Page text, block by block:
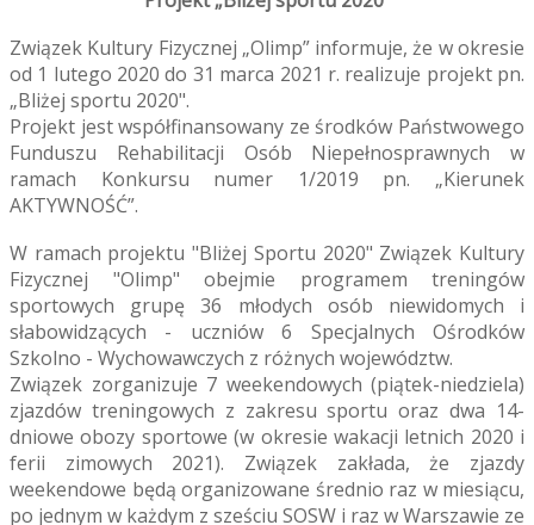
Związek Kultury Fizycznej „Olimp” informuje, że w okresie
od 1 lutego 2020 do 31 marca 2021 r. realizuje projekt pn.
„Bliżej sportu 2020".
Projekt jest współfinansowany ze środków Państwowego
Funduszu Rehabilitacji Osób Niepełnosprawnych w
ramach Konkursu numer 1/2019 pn. „Kierunek
AKTYWNOŚĆ”.
W ramach projektu "Bliżej Sportu 2020" Związek Kultury
Fizycznej "Olimp" obejmie programem treningów
sportowych grupę 36 młodych osób niewidomych i
słabowidzących - uczniów 6 Specjalnych Ośrodków
Szkolno - Wychowawczych z różnych województw.
Związek zorganizuje 7 weekendowych (piątek-niedziela)
zjazdów treningowych z zakresu sportu oraz dwa 14-
dniowe obozy sportowe (w okresie wakacji letnich 2020 i
ferii zimowych 2021). Związek zakłada, że zjazdy
weekendowe będą organizowane średnio raz w miesiącu,
po jednym w każdym z sześciu SOSW i raz w Warszawie ze